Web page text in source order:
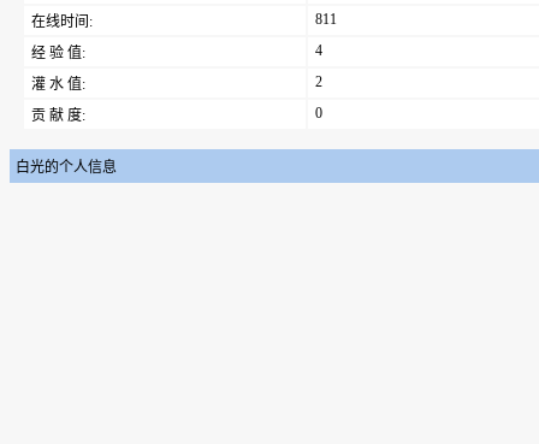
在线时间:
811
经 验 值:
4
灌 水 值:
2
贡 献 度:
0
白光的个人信息